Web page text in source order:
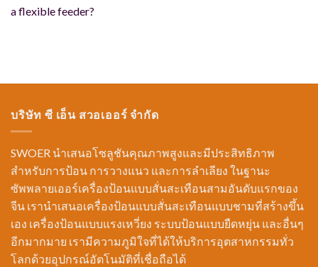
a flexible feeder?
บริษัท ซี เอ็น สวอเออร์ จำกัด
SWOER นำเสนอโซลูชันคุณภาพสูงและมีประสิทธิภาพ
สำหรับการป้อน การวางแนว และการลำเลียง ในฐานะ
ซัพพลายเออร์เครื่องป้อนแบบสั่นสะเทือนสามอันดับแรกของ
จีน เรานำเสนอเครื่องป้อนแบบสั่นสะเทือนแบบชามที่สร้างขึ้น
เอง เครื่องป้อนแบบแรงเหวี่ยง ระบบป้อนแบบยืดหยุ่น และอื่นๆ
อีกมากมาย เรามีความภูมิใจที่ได้ให้บริการอุตสาหกรรมทั่ว
โลกด้วยอุปกรณ์อัตโนมัติที่เชื่อถือได้